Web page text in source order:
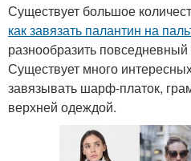
Существует большое
как завязать палантин на
разнообразить
Существует много
завязывать шарф-платок,
верхней одеждой.